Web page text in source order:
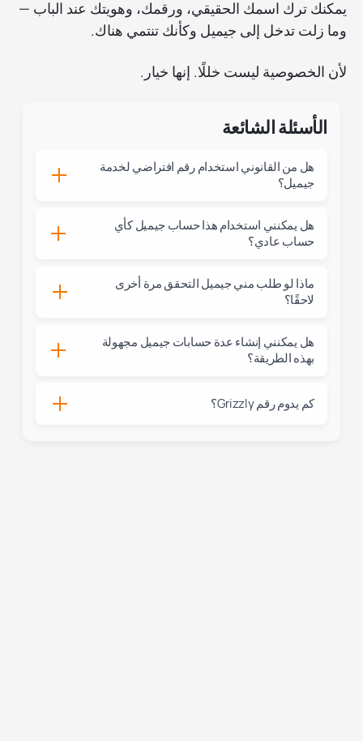
يمكنك ترك اسمك الحقيقي، ورقمك، وهويتك عند الباب —
وما زلت تدخل إلى جيميل وكأنك تنتمي هناك.
لأن الخصوصية ليست خللًا. إنها خيار.
الأسئلة الشائعة
هل من القانوني استخدام رقم افتراضي لخدمة
جيميل؟
هل يمكنني استخدام هذا حساب جيميل كأي
حساب عادي؟
ماذا لو طلب مني جيميل التحقق مرة أخرى
لاحقًا؟
هل يمكنني إنشاء عدة حسابات جيميل مجهولة
بهذه الطريقة؟
كم يدوم رقم Grizzly؟